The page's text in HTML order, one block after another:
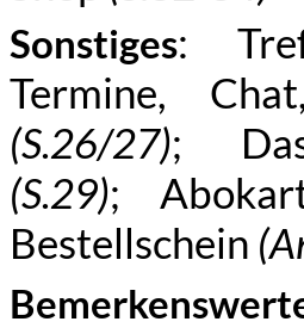
Sonstiges:
Termine,
(S.26/27); Das
(S.29);
Bestellschein